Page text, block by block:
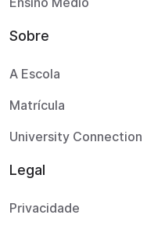
Sobre
A Escola
Matrícula
University Connection
Legal
Privacidade